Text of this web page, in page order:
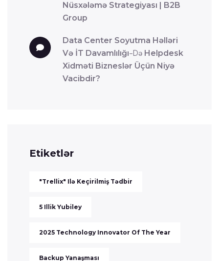
Nüsxələmə Strategiyası | B2B
Group
Data Center Soyutma Həlləri
Və İT Davamlılığı-də Helpdesk
Xidməti Bizneslər Üçün Niyə
Vacibdir?
Etiketlər
"Trellix" Ilə Keçirilmiş Tədbir
5 Illik Yubiley
2025 Technology Innovator Of The Year
Backup Yanaşması